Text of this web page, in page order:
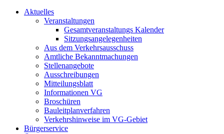
Aktuelles
Veranstaltungen
Gesamtveranstaltungs Kalender
Sitzungsangelegenheiten
Aus dem Verkehrsausschuss
Amtliche Bekanntmachungen
Stellenangebote
Ausschreibungen
Mitteilungsblatt
Informationen VG
Broschüren
Bauleitplanverfahren
Verkehrshinweise im VG-Gebiet
Bürgerservice